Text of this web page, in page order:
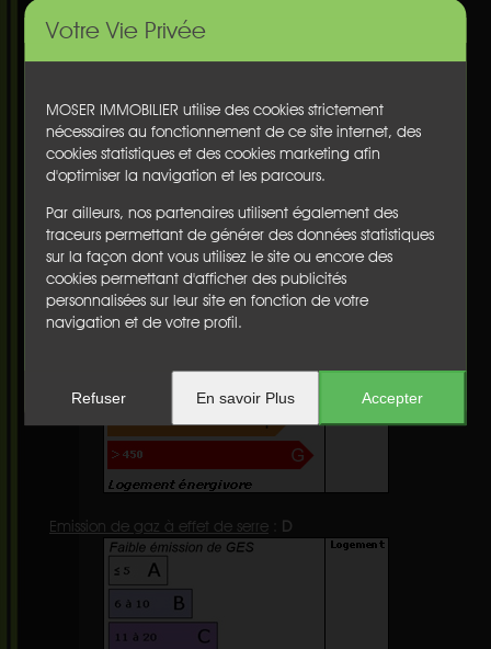
Votre Vie Privée
MOSER IMMOBILIER utilise des cookies strictement
nécessaires au fonctionnement de ce site internet, des
cookies statistiques et des cookies marketing afin
d'optimiser la navigation et les parcours.
Par ailleurs, nos partenaires utilisent également des
traceurs permettant de générer des données statistiques
sur la façon dont vous utilisez le site ou encore des
cookies permettant d'afficher des publicités
personnalisées sur leur site en fonction de votre
navigation et de votre profil.
Refuser En savoir Plus Accepter
Cave :non
Garage :
non
Parking :non
Etage :nc
Ascenseur :non
Honoraires :€
Performance énergétique:D
Emission de gaz à effet de serre D